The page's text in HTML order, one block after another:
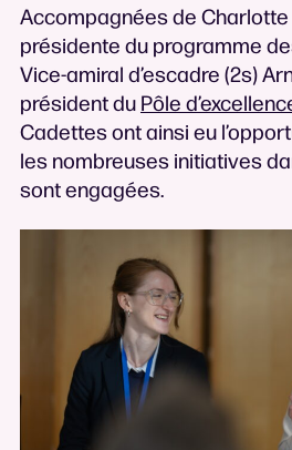
Accompagnées de Charlotte
présidente du programme
Vice-amiral d’escadre (2s)
président du Pôle
Cadettes ont ainsi eu
les nombreuses initiatives
sont engagées.